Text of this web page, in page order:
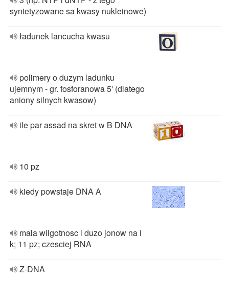
syntetyzowane sa kwasy nukleinowe)
ładunek lancucha kwasu
polimery o duzym ladunku
ujemnym - gr. fosforanowa 5' (dlatego
aniony silnych kwasow)
ile par assad na skret w B DNA
10 pz
kiedy powstaje DNA A
mala wilgotnosc i duzo jonow na i
k; 11 pz; czesciej RNA
Z-DNA